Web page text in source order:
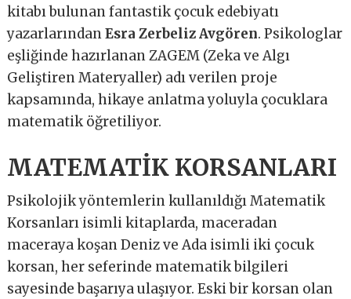
kitabı bulunan fantastik çocuk edebiyatı
yazarlarındanEsra Zerbeliz Avgören. Psikologlar
eşliğinde hazırlanan ZAGEM (Zeka ve Algı
Geliştiren Materyaller) adı verilen proje
kapsamında, hikaye anlatma yoluyla çocuklara
matematik öğretiliyor.
MATEMATİK KORSANLARI
Psikolojik yöntemlerin kullanıldığı Matematik
Korsanları isimli kitaplarda, maceradan
maceraya koşan Deniz ve Ada isimli iki çocuk
korsan, her seferinde matematik bilgileri
sayesinde başarıya ulaşıyor. Eski bir korsan olan